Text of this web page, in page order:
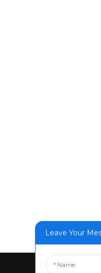
Leave Your